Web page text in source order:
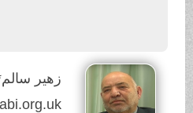
زهير سالم*